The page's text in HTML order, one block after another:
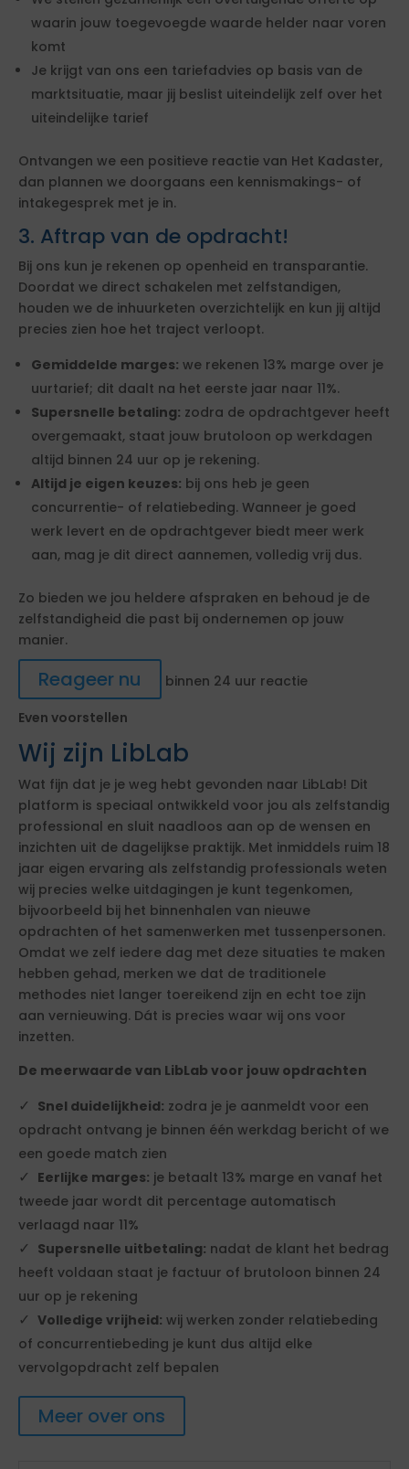
waarin jouw toegevoegde waarde helder naar voren
komt
Je krijgt van ons een tariefadvies op basis van de
marktsituatie, maar jij beslist uiteindelijk zelf over het
uiteindelijke tarief
Ontvangen we een positieve reactie van Het Kadaster,
dan plannen we doorgaans een kennismakings- of
intakegesprek met je in.
3. Aftrap van de opdracht!
Bij ons kun je rekenen op openheid en transparantie.
Doordat we direct schakelen met zelfstandigen,
houden we de inhuurketen overzichtelijk en kun jij altijd
precies zien hoe het traject verloopt.
Gemiddelde marges: we rekenen 13% marge over je
uurtarief; dit daalt na het eerste jaar naar 11%.
Supersnelle betaling: zodra de opdrachtgever heeft
overgemaakt, staat jouw brutoloon op werkdagen
altijd binnen 24 uur op je rekening.
Altijd je eigen keuzes: bij ons heb je geen
concurrentie- of relatiebeding. Wanneer je goed
werk levert en de opdrachtgever biedt meer werk
aan, mag je dit direct aannemen, volledig vrij dus.
Zo bieden we jou heldere afspraken en behoud je de
zelfstandigheid die past bij ondernemen op jouw
manier.
Reageer nu
binnen 24 uur reactie
Even voorstellen
Wij zijn LibLab
Wat fijn dat je je weg hebt gevonden naar LibLab! Dit
platform is speciaal ontwikkeld voor jou als zelfstandig
professional en sluit naadloos aan op de wensen en
inzichten uit de dagelijkse praktijk. Met inmiddels ruim 18
jaar eigen ervaring als zelfstandig professionals weten
wij precies welke uitdagingen je kunt tegenkomen,
bijvoorbeeld bij het binnenhalen van nieuwe
opdrachten of het samenwerken met tussenpersonen.
Omdat we zelf iedere dag met deze situaties te maken
hebben gehad, merken we dat de traditionele
methodes niet langer toereikend zijn en echt toe zijn
aan vernieuwing. Dát is precies waar wij ons voor
inzetten.
De meerwaarde van LibLab voor jouw opdrachten
Snel duidelijkheid: zodra je je aanmeldt voor een
opdracht ontvang je binnen één werkdag bericht of we
een goede match zien
Eerlijke marges: je betaalt 13% marge en vanaf het
tweede jaar wordt dit percentage automatisch
verlaagd naar 11%
Supersnelle uitbetaling: nadat de klant het bedrag
heeft voldaan staat je factuur of brutoloon binnen 24
uur op je rekening
Volledige vrijheid: wij werken zonder relatiebeding
of concurrentiebeding je kunt dus altijd elke
vervolgopdracht zelf bepalen
Meer over ons